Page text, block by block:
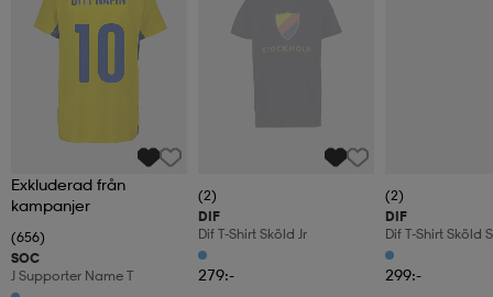
Exkluderad från
kampanjer
(656)
SOC
J Supporter Name T
(2)
DIF
Dif T-Shirt Sköld Jr
279:-
(2)
DIF
Dif T-Shirt Sköld
299:-